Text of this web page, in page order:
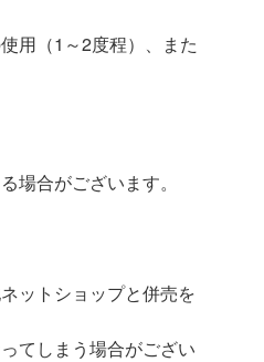
（1～2度程）、また
場合がございます。
ットショップと併売を
てしまう場合がござい